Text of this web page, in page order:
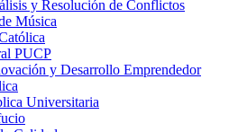
y Resolución de Conflictos
Música
PUCP
y Desarrollo Emprendedor
Universitaria